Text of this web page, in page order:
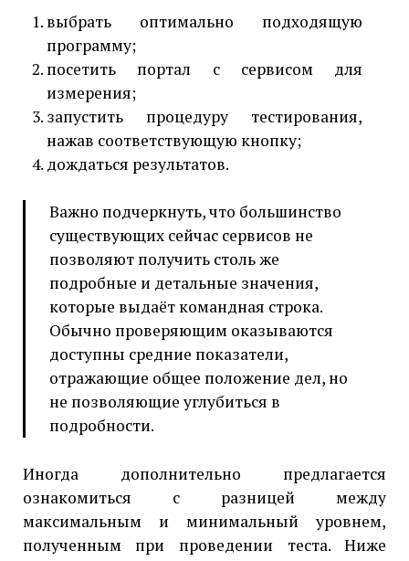
выбрать оптимально подходящую
программу;
посетить портал с сервисом для
измерения;
запустить процедуру тестирования,
нажав соответствующую кнопку;
дождаться результатов.
Важно подчеркнуть, что большинство
существующих сейчас сервисов не
позволяют получить столь же
подробные и детальные значения,
которые выдаёт командная строка.
Обычно проверяющим оказываются
доступны средние показатели,
отражающие общее положение дел, но
не позволяющие углубиться в
подробности.
Иногда дополнительно предлагается
ознакомиться с разницей между
максимальным и минимальный уровнем,
полученным при проведении теста. Ниже